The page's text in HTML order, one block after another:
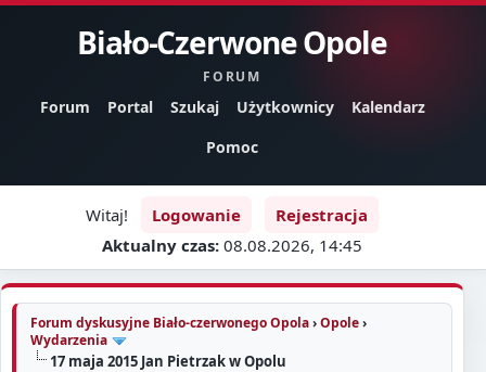
Biało-Czerwone Opole
FORUM
Forum Portal Szukaj Użytkownicy
Kalendarz
Pomoc
Witaj! Logowanie
Rejestracja
Aktualny czas: 08.08.2026, 14:45
Forum dyskusyjne Biało-czerwonego Opola›Opole›
Wydarzenia
17 maja 2015 Jan Pietrzak w Opolu